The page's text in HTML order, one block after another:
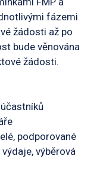
fázemi
žádosti až po
bude věnována
žádosti.
podporované
výběrová